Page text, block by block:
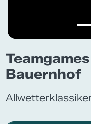
Bauernhof